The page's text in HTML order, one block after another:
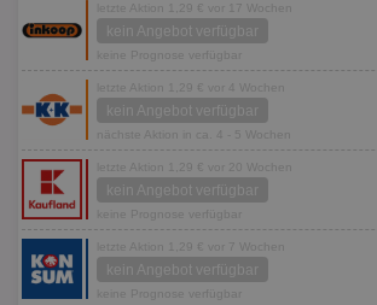
letzte Aktion 1,29 € vor 17 Wochen
kein Angebot verfügbar
keine Prognose verfügbar
letzte Aktion 1,29 € vor 4 Wochen
kein Angebot verfügbar
nächste Aktion in ca. 4 - 5 Wochen
letzte Aktion 1,29 € vor 20 Wochen
kein Angebot verfügbar
keine Prognose verfügbar
letzte Aktion 1,29 € vor 7 Wochen
kein Angebot verfügbar
keine Prognose verfügbar